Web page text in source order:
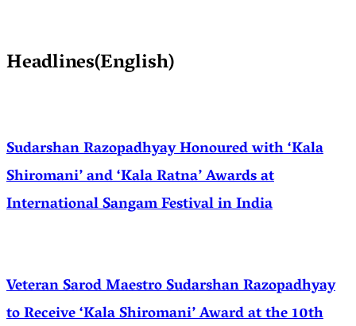
Headlines(English)
Sudarshan Razopadhyay Honoured with ‘Kala
Shiromani’ and ‘Kala Ratna’ Awards at
International Sangam Festival in India
Veteran Sarod Maestro Sudarshan Razopadhyay
to Receive ‘Kala Shiromani’ Award at the 10th